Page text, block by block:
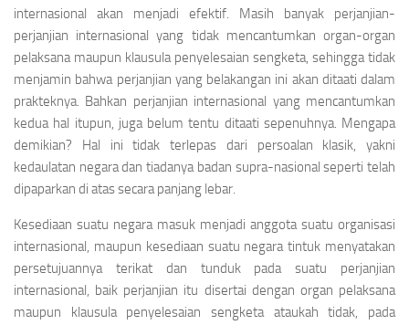
internasional akan menjadi efektif. Masih banyak perjanjian-
perjanjian internasional yang tidak mencantumkan organ-organ
pelaksana maupun klausula penyelesaian sengketa, sehingga tidak
menjamin bahwa perjanjian yang belakangan ini akan ditaati dalam
prakteknya. Bahkan perjanjian internasional yang mencan­tumkan
kedua hal itupun, juga belum tentu ditaati sepenuhnya. Mengapa
demikian? Hal ini tidak terlepas dari persoalan klasik, yakni
kedaulatan negara dan tiadanya badan supra-nasional seperti telah
dipaparkan di atas secara panjang lebar.
Kesediaan suatu negara masuk menjadi anggota suatu organisasi
internasional, maupun kesediaan suatu negara tintuk menyatakan
persetujuannya terikat dan tunduk pada suatu perjanjian
internasional, baik perjanjian itu disertai dengan organ pelaksana
maupun klausula penyelesaian sengketa ataukah tidak, pada